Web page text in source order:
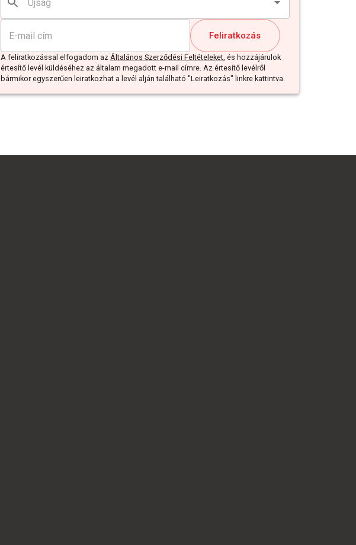
Feliratkozás
A feliratkozással elfogadom az Általános Szerződési Feltételeket, és hozzájárulok
értesítő levél küldéséhez az általam megadott e-mail címre. Az értesítő levélről
bármikor egyszerűen leiratkozhat a levél alján található "Leiratkozás" linkre kattintva.